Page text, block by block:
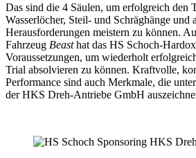
Das sind die 4 Säulen, um erfolgreich den
Wasserlöcher, Steil- und Schräghänge und
Herausforderungen meistern zu können.
Fahrzeug Beasthat das HS Schoch-
Voraussetzungen, um wiederholt
Trial absolvieren zu können. Kraftvolle,
Performance sind auch Merkmale, die
der HKS Dreh-Antriebe GmbH